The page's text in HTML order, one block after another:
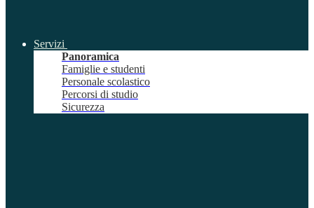
Servizi
Panoramica
Famiglie e studenti
Personale scolastico
Percorsi di studio
Sicurezza